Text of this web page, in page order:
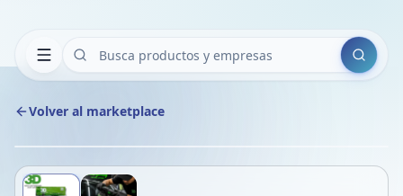
Buscar
Volver al marketplace
1/2